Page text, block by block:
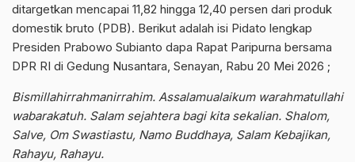
ditargetkan mencapai 11,82 hingga 12,40 persen dari produk
domestik bruto (PDB). Berikut adalah isi Pidato lengkap
Presiden Prabowo Subianto dapa Rapat Paripurna bersama
DPR RI di Gedung Nusantara, Senayan, Rabu 20 Mei 2026 ;
Bismillahirrahmanirrahim. Assalamualaikum warahmatullahi
wabarakatuh. Salam sejahtera bagi kita sekalian. Shalom,
Salve, Om Swastiastu, Namo Buddhaya, Salam Kebajikan,
Rahayu, Rahayu.